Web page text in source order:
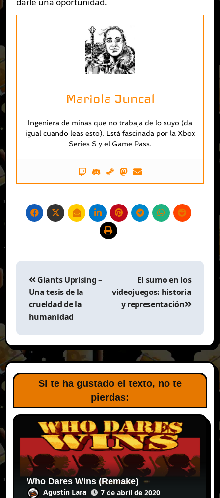
Mariola Juncal
Ingeniera de minas que no trabaja de lo suyo (da
igual cuando leas esto). Está fascinada por la Xbox
Series S y el Game Pass.
Navegación
entradas
Giants Uprising –
Una tesis de la
crueldad de la
humanidad
El sumo en los
videojuegos: historia
y representación
Si te ha gustado el texto, no te
pierdas:
Who Dares Wins (Remake)
Agustín Lara 7 de abril de 2020